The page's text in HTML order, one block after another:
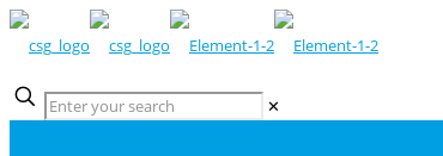
✕